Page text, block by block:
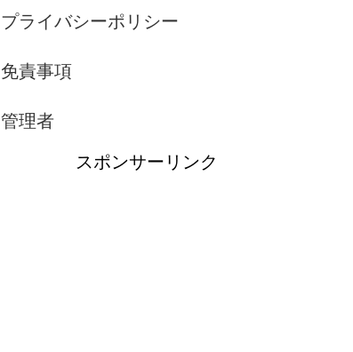
プライバシーポリシー
免責事項
管理者
スポンサーリンク